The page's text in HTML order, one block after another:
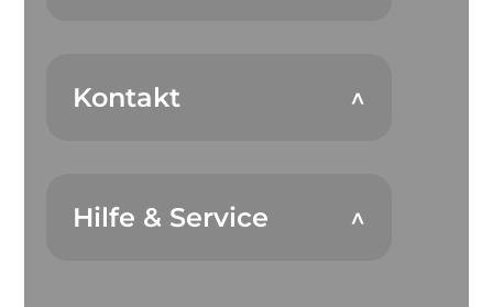
Kontakt
Hilfe & Service